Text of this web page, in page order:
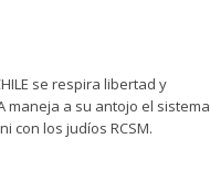
se respira libertad y
maneja a su antojo el
con los judíos RCSM.